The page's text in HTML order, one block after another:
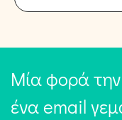
Μία φορά
ένα email